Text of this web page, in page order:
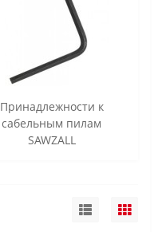
Принадлежности к
сабельным пилам
SAWZALL